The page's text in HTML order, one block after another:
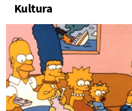
Kultura